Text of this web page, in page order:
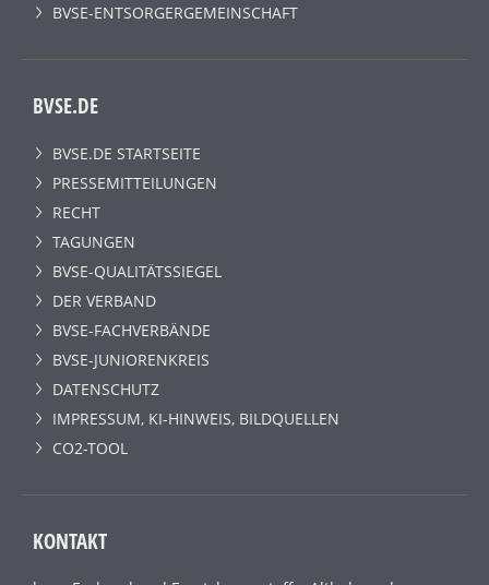
BVSE-ENTSORGERGEMEINSCHAFT
BVSE.DE
BVSE.DE STARTSEITE
PRESSEMITTEILUNGEN
RECHT
TAGUNGEN
BVSE-QUALITÄTSSIEGEL
DER VERBAND
BVSE-FACHVERBÄNDE
BVSE-JUNIORENKREIS
DATENSCHUTZ
IMPRESSUM, KI-HINWEIS, BILDQUELLEN
CO2-TOOL
KONTAKT